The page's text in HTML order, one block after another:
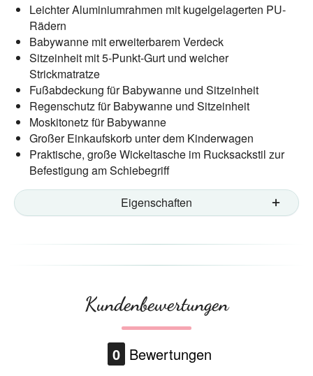
Leichter Aluminiumrahmen mit kugelgelagerten PU-
Rädern
Babywanne mit erweiterbarem Verdeck
Sitzeinheit mit 5-Punkt-Gurt und weicher
Strickmatratze
Fußabdeckung für Babywanne und Sitzeinheit
Regenschutz für Babywanne und Sitzeinheit
Moskitonetz für Babywanne
Großer Einkaufskorb unter dem Kinderwagen
Praktische, große Wickeltasche im Rucksackstil zur
Befestigung am Schiebegriff
Eigenschaften
Kundenbewertungen
0 Bewertungen